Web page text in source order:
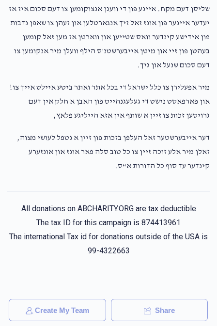
שליסן דעם מקח. איינע פון די וועגן אנצוקומען צו דעם סכום איז אז
יעדער איינער פון אונז זאל זיך אנגארטלען און זעהן צו שאפן נדבות
פון אידישע קינדער וואס שטייען און ווארטן אז מען זאל קומען
בעהטן פון זיי און מיטן אייבערשטנ'ס הילף וועלן מיר אנקומען צו
דעם סכום שנעל און גיך.
מיר אפעלירן צו כלל ישראל די בכל אתר ואתר ביטע איילט אייך צו!
און פארפאסט נישט די געלעגנהייט פון האבן א חלק אין דעם
גרויסען זכות צו זיין א שותף אין אזא הייליגע פלאץ,
דער אייבערשטער זאל העלפן בזכות פון זיין א נטפל לעושי מצוה,
זאלן מיר אלע זוכה זיין צו כל טוב סלה פאר אונז און אונזערע
קינדער עד סוף כל הדורות א“ס.
All donations on ABCHARITY.ORG are tax deductible
The tax ID for this campaign is 874413961
The international Tax id for donations outside of the USA is
99-4322663
Create My Team Share